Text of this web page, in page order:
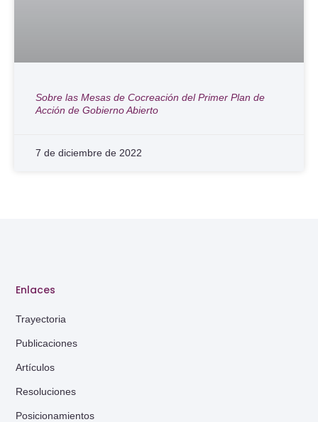
Sobre las Mesas de Cocreación del Primer Plan de
Acción de Gobierno Abierto
7 de diciembre de 2022
Enlaces
Trayectoria
Publicaciones
Artículos
Resoluciones
Posicionamientos